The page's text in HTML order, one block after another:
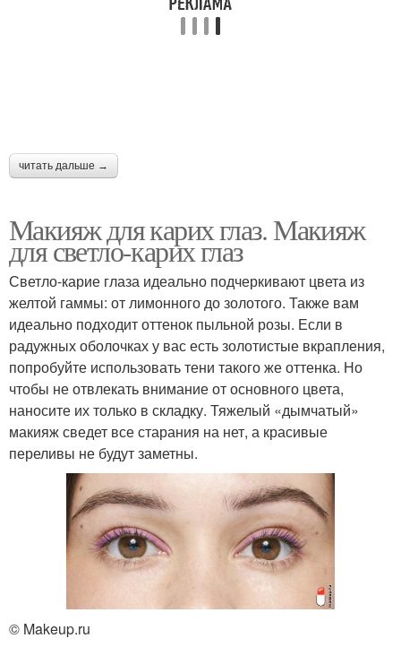
читать дальше →
Макияж для карих глаз. Макияж
для светло-карих глаз
Светло-карие глаза идеально подчеркивают цвета из
желтой гаммы: от лимонного до золотого. Также вам
идеально подходит оттенок пыльной розы. Если в
радужных оболочках у вас есть золотистые вкрапления,
попробуйте использовать тени такого же оттенка. Но
чтобы не отвлекать внимание от основного цвета,
наносите их только в складку. Тяжелый «дымчатый»
макияж сведет все старания на нет, а красивые
переливы не будут заметны.
© Makeup.ru